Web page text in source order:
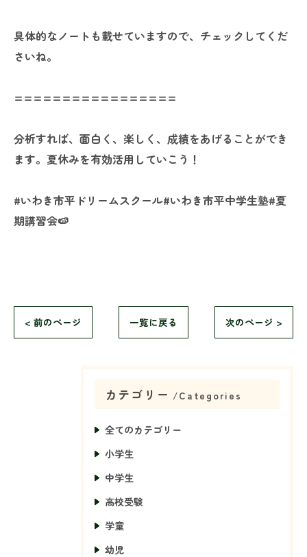
具体的なノートも載せていますので、チェックしてくだ
さいね。
=================
分析すれば、面白く、楽しく、成績をあげることができ
ます。夏休みを有効活用していこう！
#いわき市平ドリームスクール#いわき市平中学生塾#夏
期講習会🍉
< 前のページ 一覧に戻る 次のページ >
カテゴリー Categories
全てのカテゴリー
小学生
中学生
高校受験
学童
幼児